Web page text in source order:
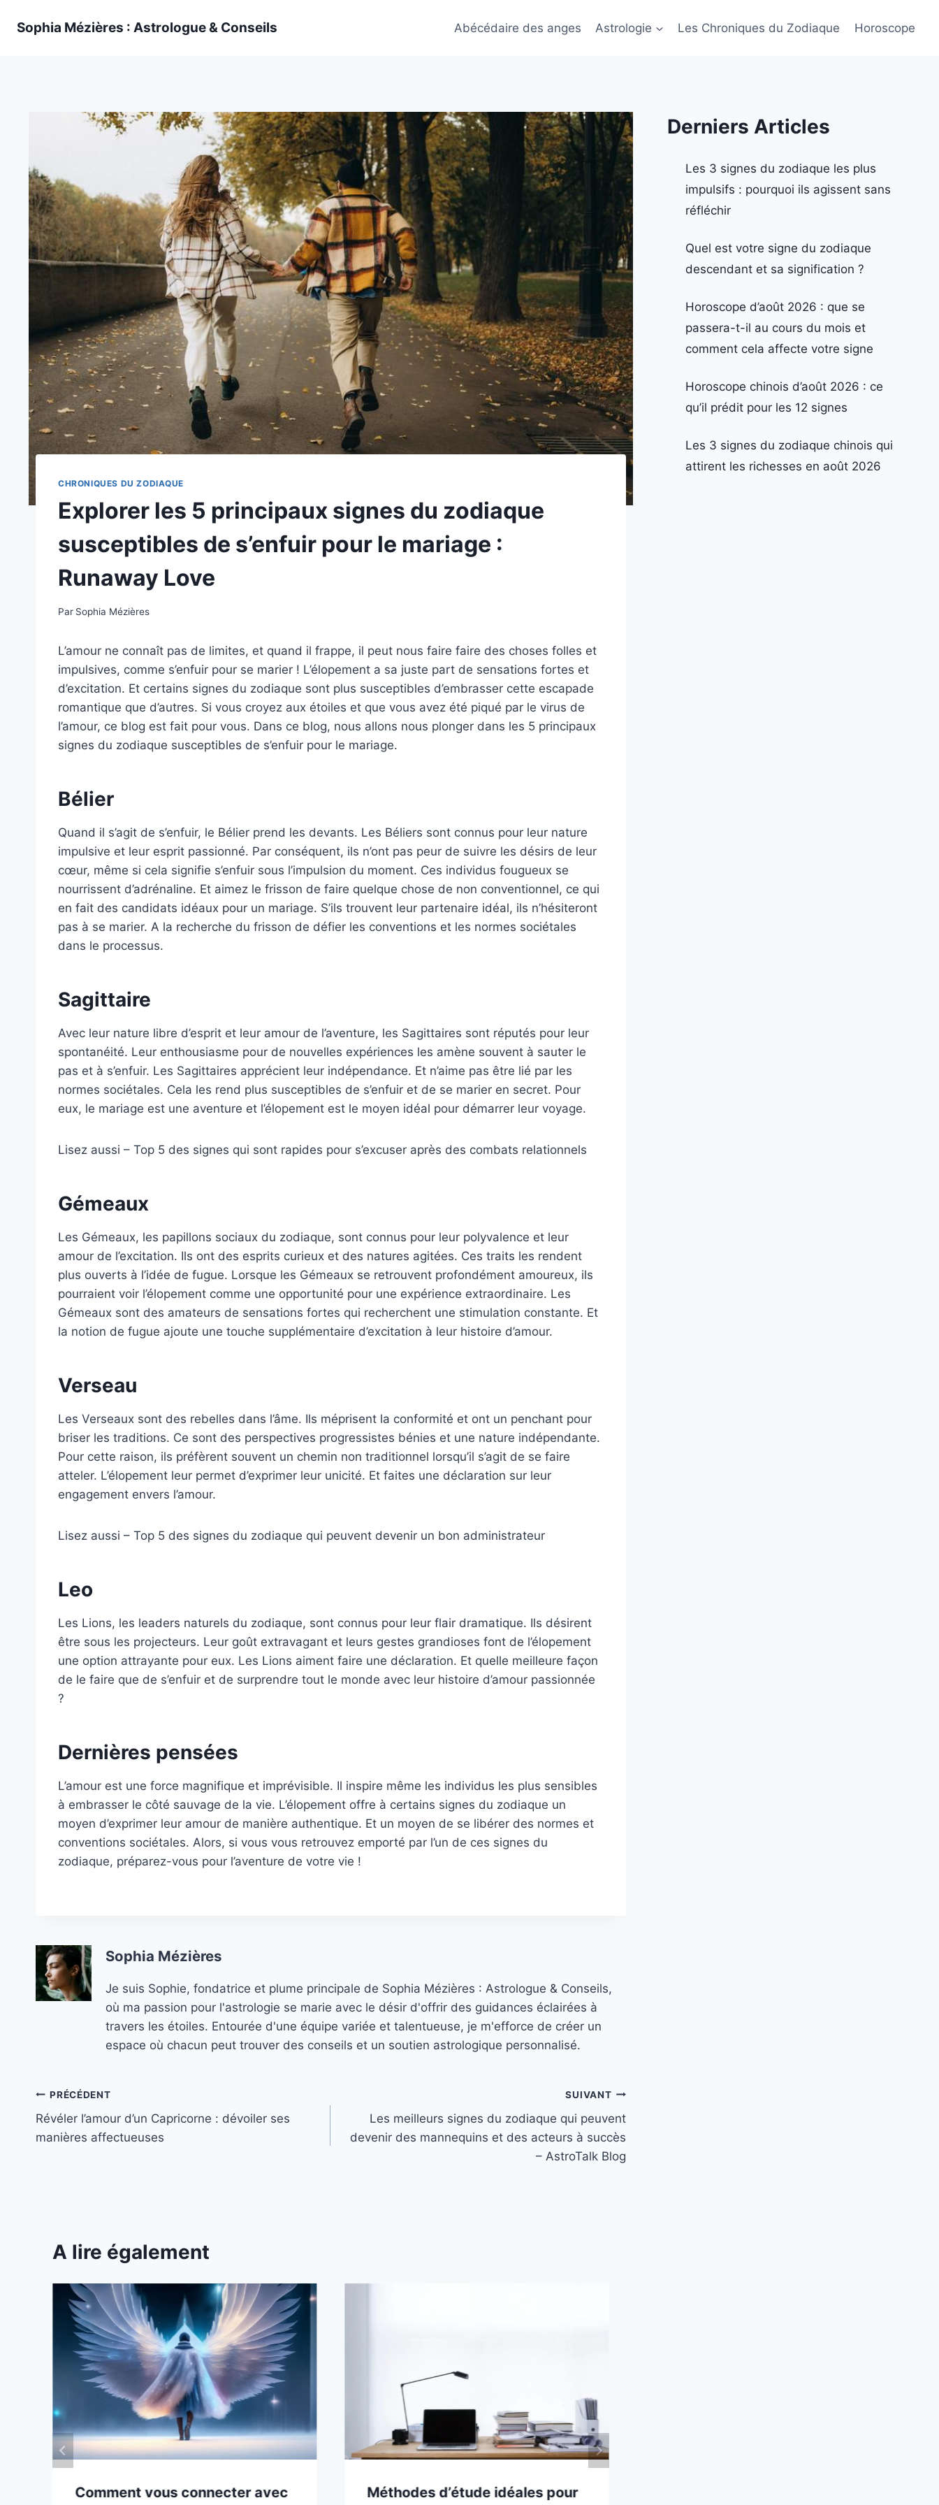
Sophia Mézières : Astrologue & Conseils Abécédaire des anges Astrologie Les Chroniques du Zodiaque Horoscope
CHRONIQUES DU ZODIAQUE
Explorer les 5 principaux signes du zodiaque
susceptibles de s’enfuir pour le mariage :
Runaway Love
Par Sophia Mézières
L’amour ne connaît pas de limites, et quand il frappe, il peut nous faire faire des choses folles et
impulsives, comme s’enfuir pour se marier ! L’élopement a sa juste part de sensations fortes et
d’excitation. Et certains signes du zodiaque sont plus susceptibles d’embrasser cette escapade
romantique que d’autres. Si vous croyez aux étoiles et que vous avez été piqué par le virus de
l’amour, ce blog est fait pour vous. Dans ce blog, nous allons nous plonger dans les 5 principaux
signes du zodiaque susceptibles de s’enfuir pour le mariage.
Bélier
Quand il s’agit de s’enfuir, le Bélier prend les devants. Les Béliers sont connus pour leur nature
impulsive et leur esprit passionné. Par conséquent, ils n’ont pas peur de suivre les désirs de leur
cœur, même si cela signifie s’enfuir sous l’impulsion du moment. Ces individus fougueux se
nourrissent d’adrénaline. Et aimez le frisson de faire quelque chose de non conventionnel, ce qui
en fait des candidats idéaux pour un mariage. S’ils trouvent leur partenaire idéal, ils n’hésiteront
pas à se marier. A la recherche du frisson de défier les conventions et les normes sociétales
dans le processus.
Sagittaire
Avec leur nature libre d’esprit et leur amour de l’aventure, les Sagittaires sont réputés pour leur
spontanéité. Leur enthousiasme pour de nouvelles expériences les amène souvent à sauter le
pas et à s’enfuir. Les Sagittaires apprécient leur indépendance. Et n’aime pas être lié par les
normes sociétales. Cela les rend plus susceptibles de s’enfuir et de se marier en secret. Pour
eux, le mariage est une aventure et l’élopement est le moyen idéal pour démarrer leur voyage.
Lisez aussi – Top 5 des signes qui sont rapides pour s’excuser après des combats relationnels
Gémeaux
Les Gémeaux, les papillons sociaux du zodiaque, sont connus pour leur polyvalence et leur
amour de l’excitation. Ils ont des esprits curieux et des natures agitées. Ces traits les rendent
plus ouverts à l’idée de fugue. Lorsque les Gémeaux se retrouvent profondément amoureux, ils
pourraient voir l’élopement comme une opportunité pour une expérience extraordinaire. Les
Gémeaux sont des amateurs de sensations fortes qui recherchent une stimulation constante. Et
la notion de fugue ajoute une touche supplémentaire d’excitation à leur histoire d’amour.
Verseau
Les Verseaux sont des rebelles dans l’âme. Ils méprisent la conformité et ont un penchant pour
briser les traditions. Ce sont des perspectives progressistes bénies et une nature indépendante.
Pour cette raison, ils préfèrent souvent un chemin non traditionnel lorsqu’il s’agit de se faire
atteler. L’élopement leur permet d’exprimer leur unicité. Et faites une déclaration sur leur
engagement envers l’amour.
Lisez aussi – Top 5 des signes du zodiaque qui peuvent devenir un bon administrateur
Leo
Les Lions, les leaders naturels du zodiaque, sont connus pour leur flair dramatique. Ils désirent
être sous les projecteurs. Leur goût extravagant et leurs gestes grandioses font de l’élopement
une option attrayante pour eux. Les Lions aiment faire une déclaration. Et quelle meilleure façon
de le faire que de s’enfuir et de surprendre tout le monde avec leur histoire d’amour passionnée
?
Dernières pensées
L’amour est une force magnifique et imprévisible. Il inspire même les individus les plus sensibles
à embrasser le côté sauvage de la vie. L’élopement offre à certains signes du zodiaque un
moyen d’exprimer leur amour de manière authentique. Et un moyen de se libérer des normes et
conventions sociétales. Alors, si vous vous retrouvez emporté par l’un de ces signes du
zodiaque, préparez-vous pour l’aventure de votre vie !
Sophia Mézières
Je suis Sophie, fondatrice et plume principale de Sophia Mézières : Astrologue & Conseils,
où ma passion pour l'astrologie se marie avec le désir d'offrir des guidances éclairées à
travers les étoiles. Entourée d'une équipe variée et talentueuse, je m'efforce de créer un
espace où chacun peut trouver des conseils et un soutien astrologique personnalisé.
Navigation
de
PRÉCÉDENT
Révéler l’amour d’un Capricorne : dévoiler ses
manières affectueuses
SUIVANT
Les meilleurs signes du zodiaque qui peuvent
devenir des mannequins et des acteurs à succès
– AstroTalk Blog
A lire également
Comment vous connecter avec Méthodes d’étude idéales pour
Derniers Articles
Les 3 signes du zodiaque les plus
impulsifs : pourquoi ils agissent sans
réfléchir
Quel est votre signe du zodiaque
descendant et sa signification ?
Horoscope d’août 2026 : que se
passera-t-il au cours du mois et
comment cela affecte votre signe
Horoscope chinois d’août 2026 : ce
qu’il prédit pour les 12 signes
Les 3 signes du zodiaque chinois qui
attirent les richesses en août 2026